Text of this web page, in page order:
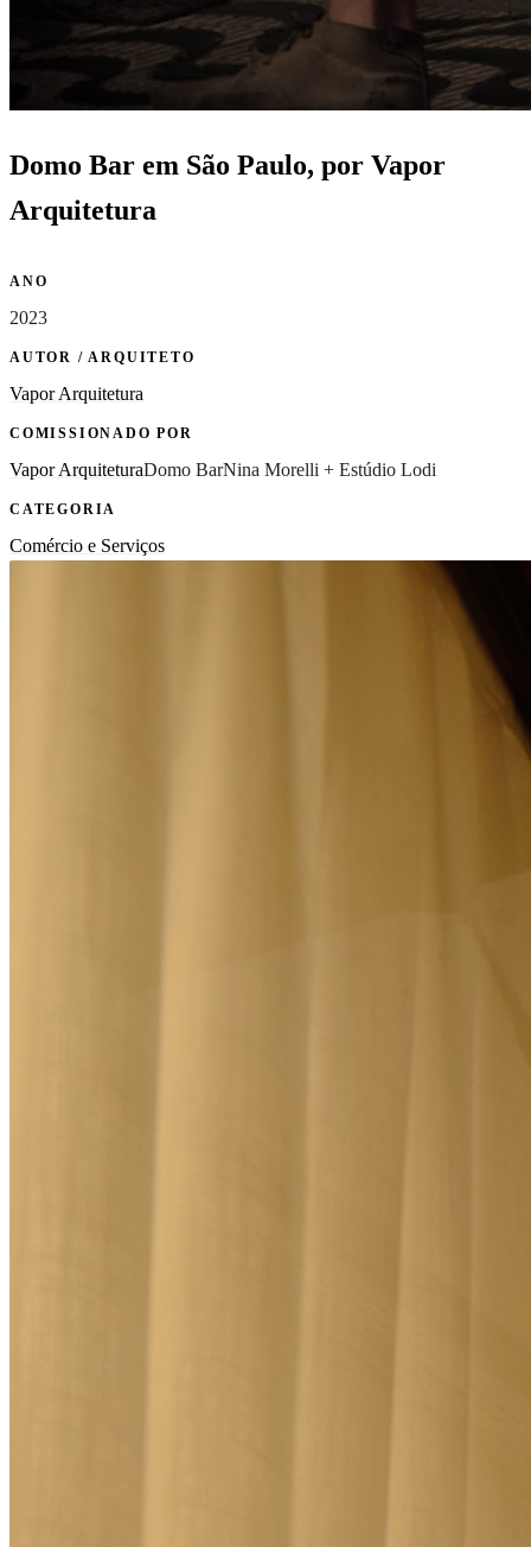
Domo Bar em São Paulo, por Vapor
Arquitetura
ANO
2023
AUTOR / ARQUITETO
Vapor Arquitetura
COMISSIONADO POR
Vapor ArquiteturaDomo BarNina Morelli + Estúdio Lodi
CATEGORIA
Comércio e Serviços